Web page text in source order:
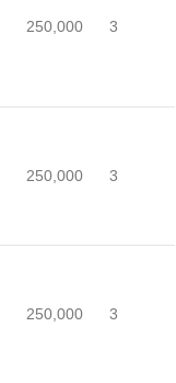
250,000 3
250,000 3
250,000 3